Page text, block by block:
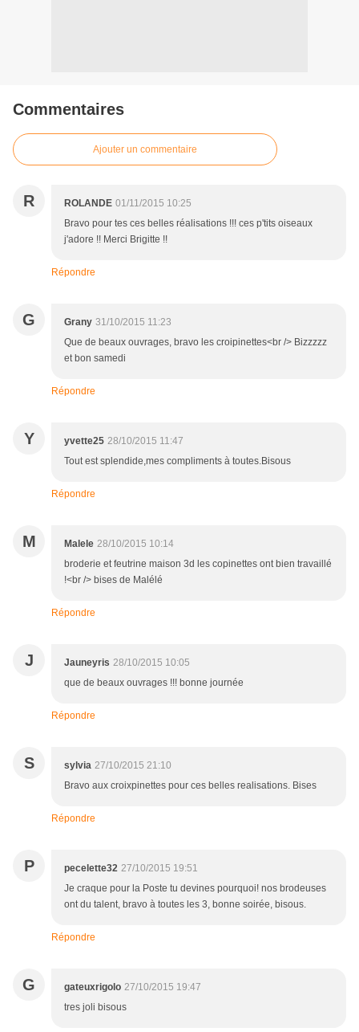
Commentaires
Ajouter un commentaire
R ROLANDE 01/11/2015 10:25
Bravo pour tes ces belles réalisations !!! ces p'tits oiseaux
j'adore !! Merci Brigitte !!
Répondre
G Grany 31/10/2015 11:23
Que de beaux ouvrages, bravo les croipinettes<br /> Bizzzzz
et bon samedi
Répondre
Y yvette25 28/10/2015 11:47
Tout est splendide,mes compliments à toutes.Bisous
Répondre
M Malele 28/10/2015 10:14
broderie et feutrine maison 3d les copinettes ont bien travaillé
!<br /> bises de Malélé
Répondre
J Jauneyris 28/10/2015 10:05
que de beaux ouvrages !!! bonne journée
Répondre
S sylvia 27/10/2015 21:10
Bravo aux croixpinettes pour ces belles realisations. Bises
Répondre
P pecelette32 27/10/2015 19:51
Je craque pour la Poste tu devines pourquoi! nos brodeuses
ont du talent, bravo à toutes les 3, bonne soirée, bisous.
Répondre
G gateuxrigolo 27/10/2015 19:47
tres joli bisous